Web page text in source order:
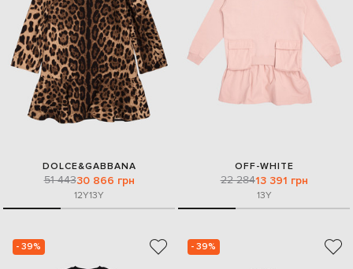
DOLCE&GABBANA
51 44330 866 грн
12Y13Y
OFF-WHITE
22 28413 391 грн
13Y
- 39% - 39%